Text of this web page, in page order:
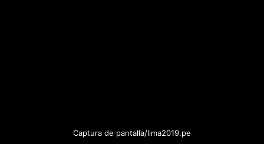
Captura de pantalla/lima2019.pe